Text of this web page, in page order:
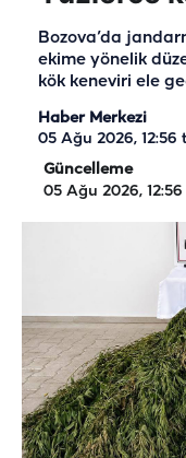
Bozova’da
ekime yönelik
kök keneviri ele
Haber Merkezi
05 Ağu 2026, 12:56
Güncelleme
05 Ağu 2026, 12:56